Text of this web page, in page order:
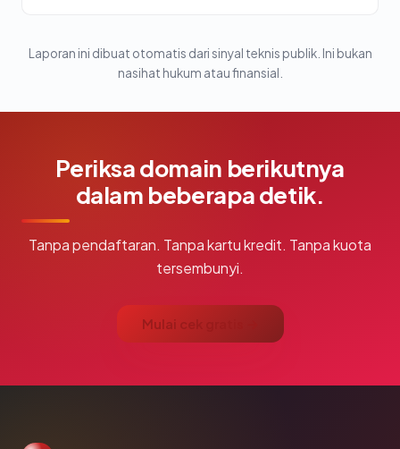
Laporan ini dibuat otomatis dari sinyal teknis publik. Ini bukan
nasihat hukum atau finansial.
Periksa domain berikutnya
dalam beberapa detik.
Tanpa pendaftaran. Tanpa kartu kredit. Tanpa kuota
tersembunyi.
Mulai cek gratis →